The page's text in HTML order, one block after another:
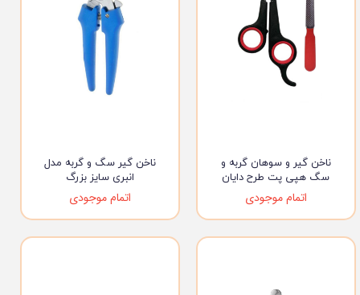
ناخن گیر و سوهان گربه و
سگ هپی پت طرح دایان
اتمام موجودی
ناخن گیر سگ و گربه مدل
انبری سایز بزرگ
اتمام موجودی